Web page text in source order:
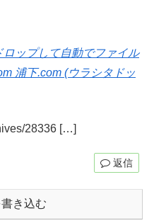
ップして自動でファイル
浦下.com (ウラシタドッ
28336 […]
返信
き込む